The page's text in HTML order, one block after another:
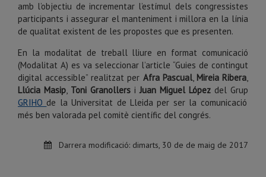
amb l’objectiu de incrementar l’estímul dels congressistes
participants i assegurar elmanteniment i millora en la línia
de qualitat existent de les propostes que es presenten.
En la modalitat de treball lliure en format comunicació
(Modalitat A) es va seleccionar l’article “Guies de contingut
digital accessible” realitzat per Afra Pascual, Mireia Ribera,
Llúcia Masip, Toni Granollers iJuan Miguel López del Grup
GRIHO de la Universitat de Lleida per ser la comunicació
més ben valorada pel comitè científic del congrés.
Darrera modificació: dimarts, 30 de de maig de 2017